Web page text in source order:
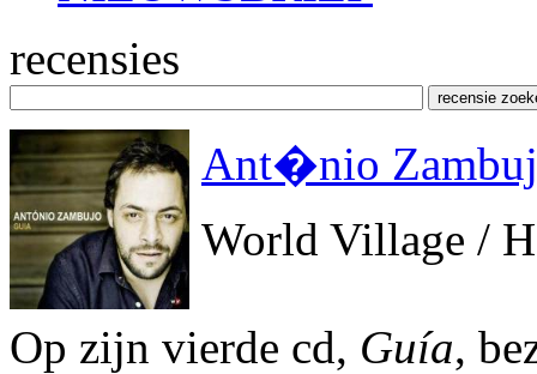
recensies
Ant�nio
World Village /
Op zijn vierde cd, Guía,